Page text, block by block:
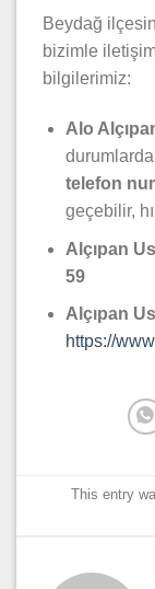
Beydağ
bizimle
bilgilerimiz:
Alo
durumlarda
telefon
geçebilir,
Alçıpan
59
Alçıpan
https://
This entry